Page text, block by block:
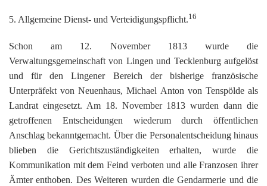
5. Allgemeine Dienst- und Verteidigungspflicht.16
Schon am 12. November 1813 wurde die
Verwaltungsgemeinschaft von Lingen und Tecklenburg aufgelöst
und für den Lingener Bereich der bisherige französische
Unterpräfekt von Neuenhaus, Michael Anton von Tenspölde als
Landrat eingesetzt. Am 18. November 1813 wurden dann die
getroffenen Entscheidungen wiederum durch öffentlichen
Anschlag bekanntgemacht. Über die Personalentscheidung hinaus
blieben die Gerichtszuständigkeiten erhalten, wurde die
Kommunikation mit dem Feind verboten und alle Franzosen ihrer
Ämter enthoben. Des Weiteren wurden die Gendarmerie und die